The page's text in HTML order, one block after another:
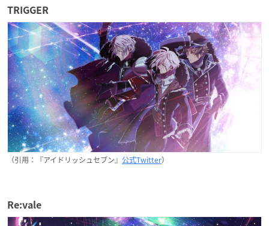
TRIGGER
（引用：『アイドリッシュセブン』 公式Twitter）
Re:vale